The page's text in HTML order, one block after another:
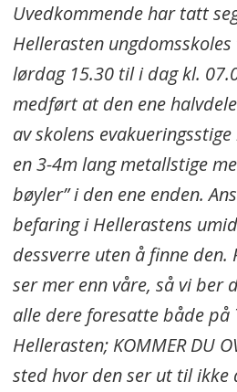
Uvedkommende har tatt
Hellerasten
lørdag 15.30 til i dag kl.
medført at den ene
av skolens evakueringsstige
en 3-4m lang metallstige
bøyler” i den ene enden.
befaring i Hellerastens
dessverre uten å finne den.
ser mer enn våre, så vi ber
alle dere foresatte både på
Hellerasten; KOMMER DU
sted hvor den ser ut til ikke